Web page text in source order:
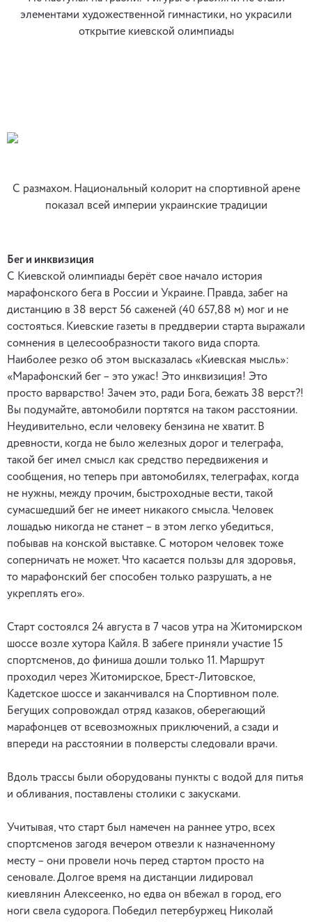
элементами художественной гимнастики, но украсили
открытие киевской олимпиады
С размахом. Национальный колорит на спортивной арене
показал всей империи украинские традиции
Бег и инквизиция
С Киевской олимпиады берёт свое начало история
марафонского бега в России и Украине. Правда, забег на
дистанцию в 38 верст 56 саженей (40 657,88 м) мог и не
состояться. Киевские газеты в преддверии старта выражали
сомнения в целесообразности такого вида спорта.
Наиболее резко об этом высказалась «Киевская мысль»:
«Марафонский бег – это ужас! Это инквизиция! Это
просто варварство! Зачем это, ради Бога, бежать 38 верст?!
Вы подумайте, автомобили портятся на таком расстоянии.
Неудивительно, если человеку бензина не хватит. В
древности, когда не было железных дорог и телеграфа,
такой бег имел смысл как средство передвижения и
сообщения, но теперь при автомобилях, телеграфах, когда
не нужны, между прочим, быстроходные вести, такой
сумасшедший бег не имеет никакого смысла. Человек
лошадью никогда не станет – в этом легко убедиться,
побывав на конской выставке. С мотором человек тоже
соперничать не может. Что касается пользы для здоровья,
то марафонский бег способен только разрушать, а не
укреплять его».
Старт состоялся 24 августа в 7 часов утра на Житомирском
шоссе возле хутора Кайля. В забеге приняли участие 15
спортсменов, до финиша дошли только 11. Маршрут
проходил через Житомирское, Брест-Литовское,
Кадетское шоссе и заканчивался на Спортивном поле.
Бегущих сопровождал отряд казаков, оберегающий
марафонцев от всевозможных приключений, а сзади и
впереди на расстоянии в полверсты следовали врачи.
Вдоль трассы были оборудованы пункты с водой для питья
и обливания, поставлены столики с закусками.
Учитывая, что старт был намечен на раннее утро, всех
спортсменов загодя вечером отвезли к назначенному
месту – они провели ночь перед стартом просто на
сеновале. Долгое время на дистанции лидировал
киевлянин Алексеенко, но едва он вбежал в город, его
ноги свела судорога. Победил петербуржец Николай